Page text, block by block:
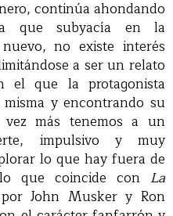
continúa ahondando
que subyacía en la
no existe interés
a ser un relato
el que la protagonista
y encontrando su
más tenemos a un
impulsivo y muy
lo que hay fuera de
que coincide con La
John Musker y Ron